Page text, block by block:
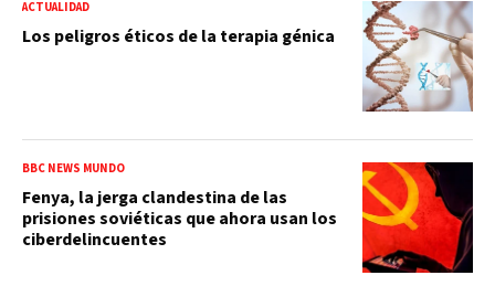
ACTUALIDAD
Los peligros éticos de la terapia génica
BBC NEWS MUNDO
Fenya, la jerga clandestina de las
prisiones soviéticas que ahora usan los
ciberdelincuentes